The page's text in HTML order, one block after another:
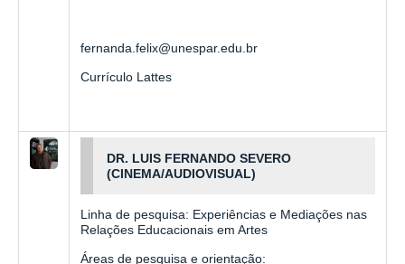
fernanda.felix@unespar.edu.br
Currículo Lattes
DR. LUIS FERNANDO SEVERO
(CINEMA/AUDIOVISUAL)
Linha de pesquisa: Experiências e Mediações nas
Relações Educacionais em Artes
Áreas de pesquisa e orientação: